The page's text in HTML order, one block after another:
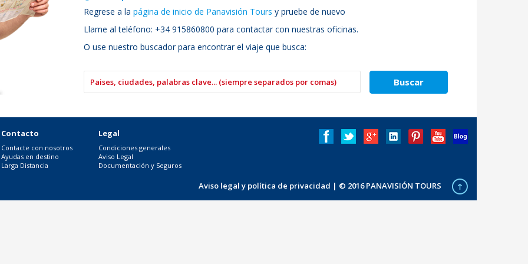
Regrese a la página de inicio de Panavisión Tours y pruebe de nuevo
Llame al teléfono: +34 915860800 para contactar con nuestras oficinas.
O use nuestro buscador para encontrar el viaje que busca:
Contacto
Contacte con nosotros
Ayudas en destino
Larga Distancia
Legal
Condiciones generales
Aviso Legal
Documentación y Seguros
Aviso legal y política de privacidad | © 2016 PANAVISIÓN TOURS